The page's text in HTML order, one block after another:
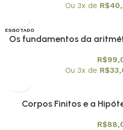
Ou 3x de R$
ESGOTADO
OFERTA
Os fundamentos da
R$
Ou 3x de R$
Corpos Finitos e a
R$